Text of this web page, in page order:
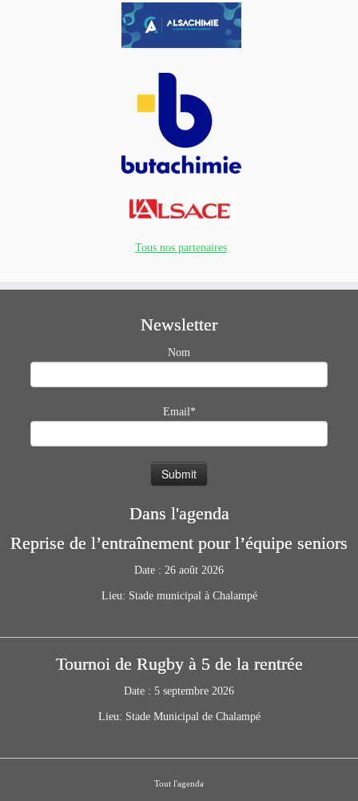
Tous nos partenaires
Newsletter
Nom
Email*
Dans l'agenda
Reprise de l’entraînement pour l’équipe seniors
Date : 26 août 2026
Lieu: Stade municipal à Chalampé
Tournoi de Rugby à 5 de la rentrée
Date : 5 septembre 2026
Lieu: Stade Municipal de Chalampé
Tout l'agenda